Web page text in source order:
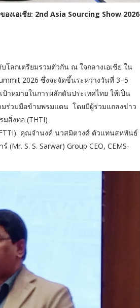
องเอเชีย: 2nd Asia Sourcing Show 2026
โลกเตรียมรวมตัวกัน ณ ใจกลางเอเชีย ใน
2026 ซึ่งจะจัดขึ้นระหว่างวันที่ 3–5
าหมายในการผลักดันประเทศไทย ให้เป็น
ร่วมมือข้ามพรมแดน​ โดยมีผู้ร่วมแถลงข่าว
สิ่งทอ (THTI)
คุณจำนงค์ นวสมิตวงศ์ ตัวแทนสหพันธ์
S. S. Sarwar) Group CEO, CEMS-